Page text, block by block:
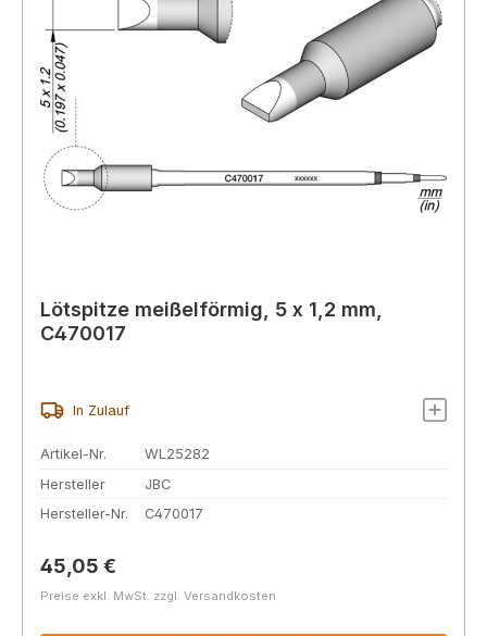
Lötspitze meißelförmig, 5 x 1,2 mm,
C470017
In Zulauf
Artikel-Nr.
WL25282
Hersteller
JBC
Hersteller-Nr.
C470017
Regulärer Preis:
45,05 €
Preise exkl. MwSt. zzgl. Versandkosten